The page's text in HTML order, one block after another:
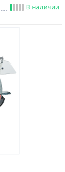
В наличии